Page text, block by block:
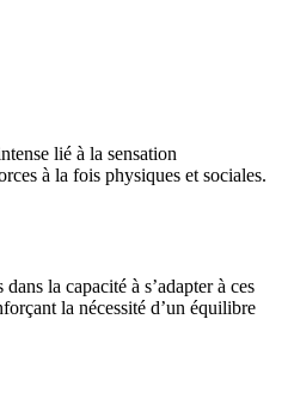
lié à la sensation
à la fois physiques et sociales.
la capacité à s’adapter à ces
la nécessité d’un équilibre